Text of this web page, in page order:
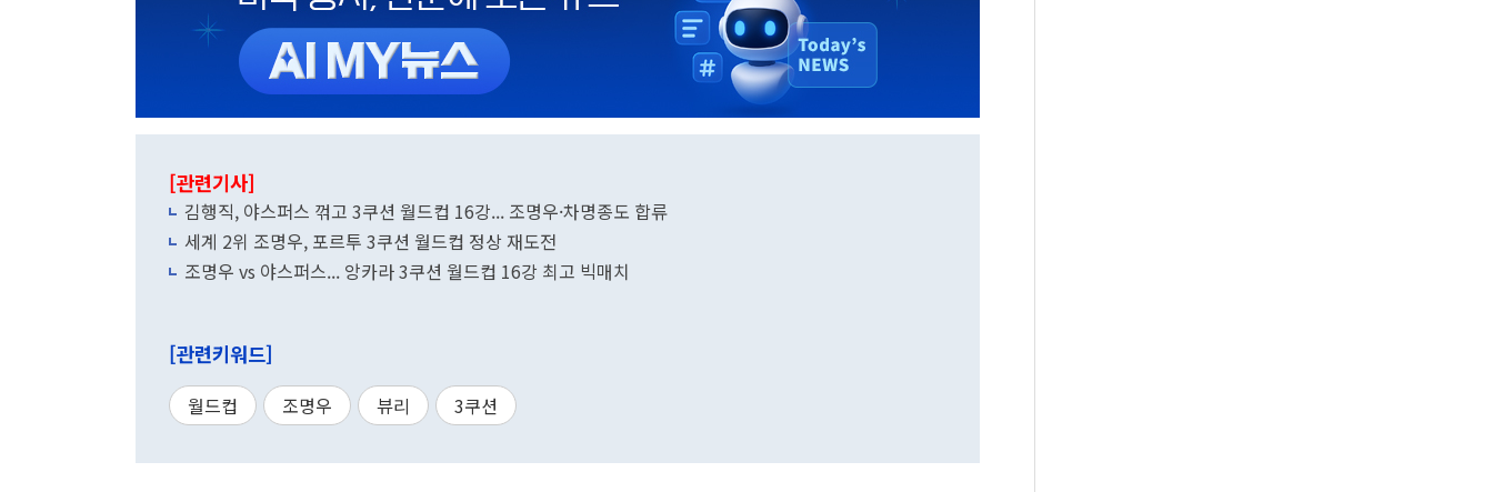
[관련기사]
김행직, 야스퍼스 꺾고 3쿠션 월드컵 16강... 조명우·차명종도 합류
세계 2위 조명우, 포르투 3쿠션 월드컵 정상 재도전
조명우 vs 야스퍼스... 앙카라 3쿠션 월드컵 16강 최고 빅매치
[관련키워드]
월드컵 조명우 뷰리 3쿠션